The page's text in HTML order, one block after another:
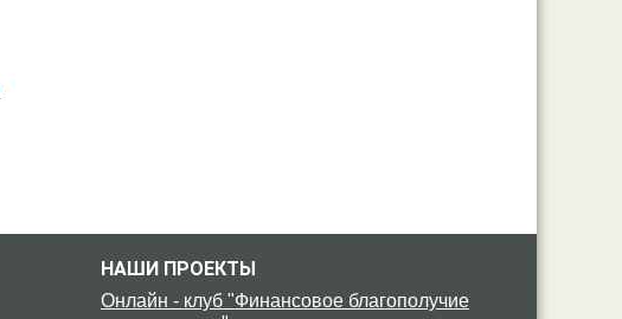
НАШИ ПРОЕКТЫ
Онлайн - клуб "Финансовое благополучие